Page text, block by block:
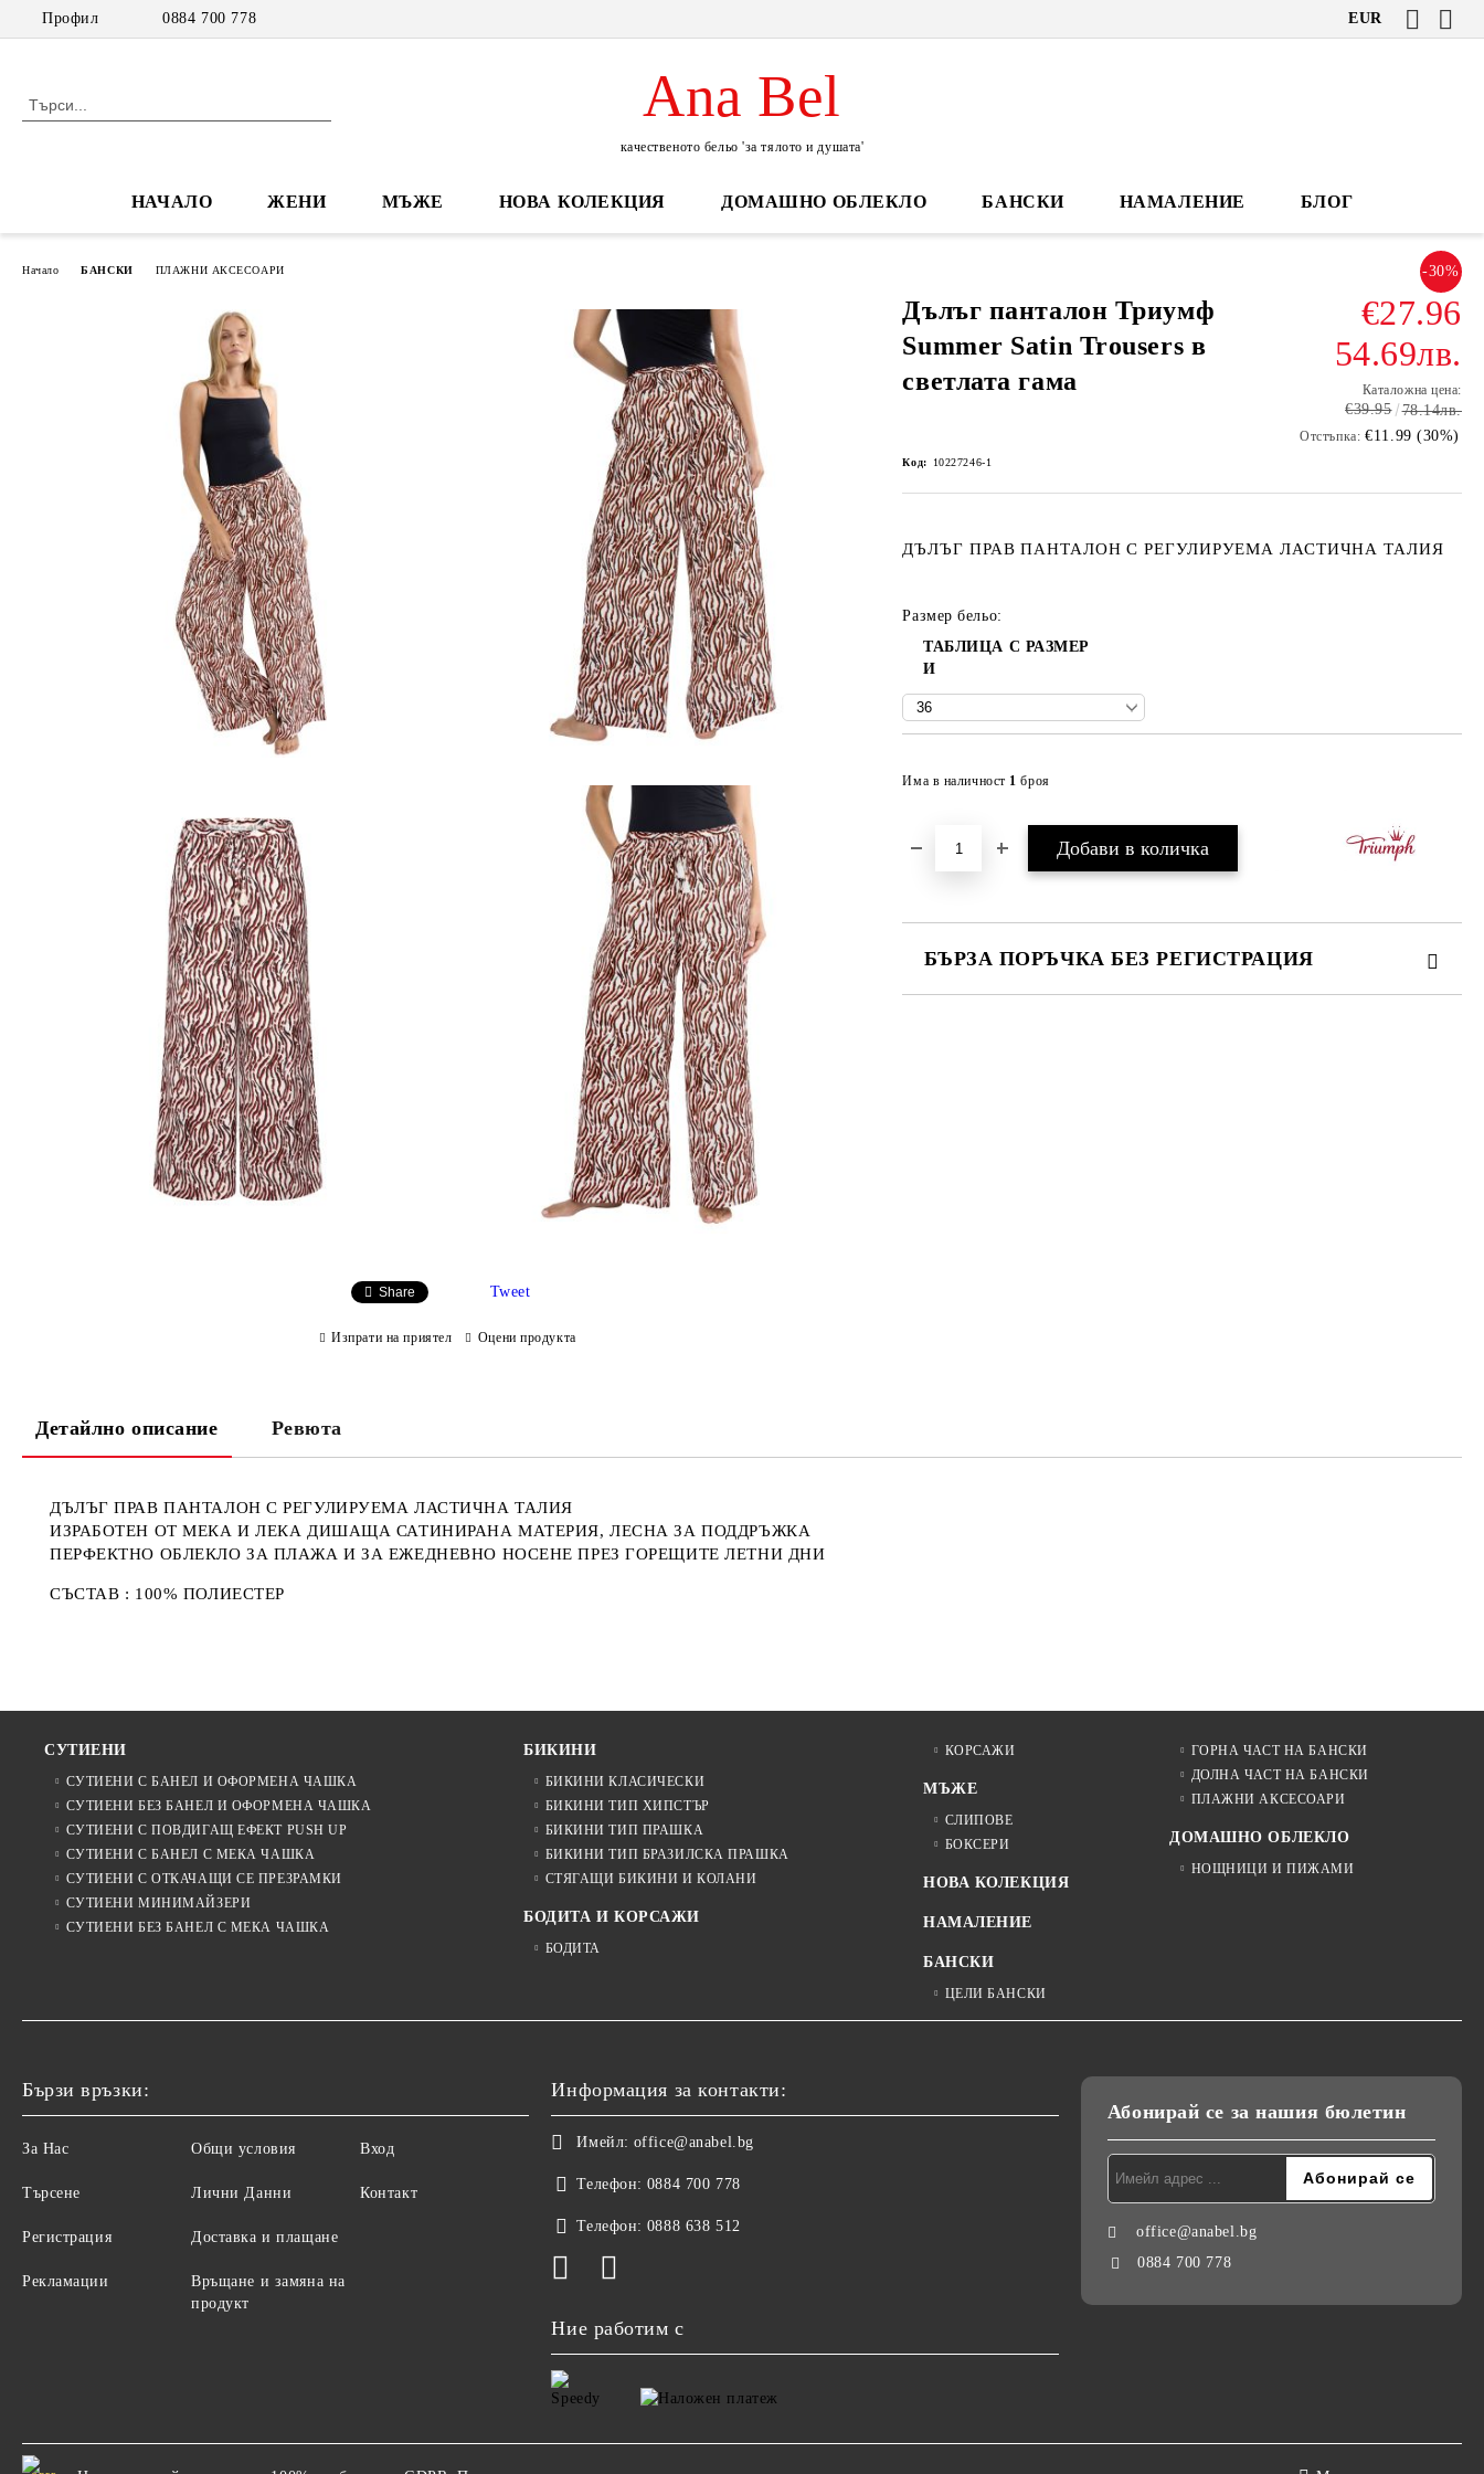
Профил 0884 700 778 EUR
Ana Bel
качественото бельо 'за тялото и душата'
НАЧАЛО ЖЕНИ МЪЖЕ НОВА КОЛЕКЦИЯ ДОМАШНО ОБЛЕКЛО БАНСКИ НАМАЛЕНИЕ БЛОГ
Начало БАНСКИ ПЛАЖНИ АКСЕСОАРИ
Дълъг панталон Триумф
Summer Satin Trousers в
светлата гама
-30%
€27.96
54.69лв.
Каталожна цена:
€39.95 78.14лв.
Отстъпка: €11.99 (30%)
Код: 10227246-1
ДЪЛЪГ ПРАВ ПАНТАЛОН С РЕГУЛИРУЕМА ЛАСТИЧНА ТАЛИЯ
Размер бельо:
ТАБЛИЦА С РАЗМЕР
И
Има в наличност 1 броя
БЪРЗА ПОРЪЧКА БЕЗ РЕГИСТРАЦИЯ
Share Tweet
Изпрати на приятел Оцени продукта
Детайлно описание Ревюта
ДЪЛЪГ ПРАВ ПАНТАЛОН С РЕГУЛИРУЕМА ЛАСТИЧНА ТАЛИЯ
ИЗРАБОТЕН ОТ МЕКА И ЛЕКА ДИШАЩА САТИНИРАНА МАТЕРИЯ, ЛЕСНА ЗА ПОДДРЪЖКА
ПЕРФЕКТНО ОБЛЕКЛО ЗА ПЛАЖА И ЗА ЕЖЕДНЕВНО НОСЕНЕ ПРЕЗ ГОРЕЩИТЕ ЛЕТНИ ДНИ
СЪСТАВ : 100% ПОЛИЕСТЕР
СУТИЕНИ
СУТИЕНИ С БАНЕЛ И ОФОРМЕНА ЧАШКА
СУТИЕНИ БЕЗ БАНЕЛ И ОФОРМЕНА ЧАШКА
СУТИЕНИ С ПОВДИГАЩ ЕФЕКТ PUSH UP
СУТИЕНИ С БАНЕЛ С МЕКА ЧАШКА
СУТИЕНИ С ОТКАЧАЩИ СЕ ПРЕЗРАМКИ
СУТИЕНИ МИНИМАЙЗЕРИ
СУТИЕНИ БЕЗ БАНЕЛ С МЕКА ЧАШКА
БИКИНИ
БИКИНИ КЛАСИЧЕСКИ
БИКИНИ ТИП ХИПСТЪР
БИКИНИ ТИП ПРАШКА
БИКИНИ ТИП БРАЗИЛСКА ПРАШКА
СТЯГАЩИ БИКИНИ И КОЛАНИ
БОДИТА И КОРСАЖИ
БОДИТА
КОРСАЖИ
МЪЖЕ
СЛИПОВЕ
БОКСЕРИ
НОВА КОЛЕКЦИЯ
НАМАЛЕНИЕ
БАНСКИ
ЦЕЛИ БАНСКИ
ГОРНА ЧАСТ НА БАНСКИ
ДОЛНА ЧАСТ НА БАНСКИ
ПЛАЖНИ АКСЕСОАРИ
ДОМАШНО ОБЛЕКЛО
НОЩНИЦИ И ПИЖАМИ
Бързи връзки:
За Нас
Търсене
Регистрация
Рекламации
Общи условия
Лични Данни
Доставка и плащане
Връщане и замяна на
продукт
Вход
Контакт
Информация за контакти:
Имейл: office@anabel.bg
Телефон: 0884 700 778
Телефон: 0888 638 512
Ние работим с
Абонирай се за нашия бюлетин
office@anabel.bg
0884 700 778